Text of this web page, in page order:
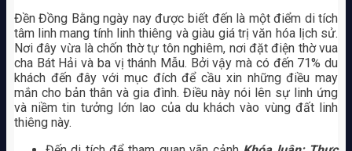
Đền Đồng Bằng ngày nay được biết đến là một điểm di tích
tâm linh mang tính linh thiêng và giàu giá trị văn hóa lịch sử.
Nơi đây vừa là chốn thờ tự tôn nghiêm, nơi đặt điện thờ vua
cha Bát Hải và ba vị thánh Mẫu. Bởi vậy mà có đến 71% du
khách đến đây với mục đích để cầu xin những điều may
mắn cho bản thân và gia đình. Điều này nói lên sự linh ứng
và niềm tin tưởng lớn lao của du khách vào vùng đất linh
thiêng này.